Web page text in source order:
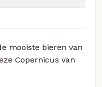
mooiste bieren van
Copernicus van